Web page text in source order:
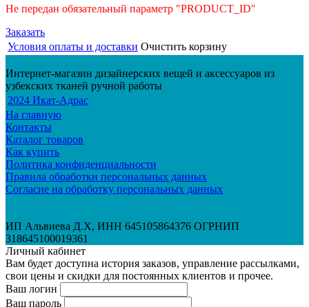
Не передан обязательный параметр "PRODUCT_ID"
Заказать
Условия оплаты и доставки Очистить корзину
Интернет-магазин дизайнерских вещей и аксессуаров из
узбекских тканей ручной работы
2024 Икат-Адрас
На главную
Контакты
Каталог товаров
Как купить
Политика конфиденциальности
Правила обработки персональных данных
Согласие на обработку персональных данных
ИП Альвиева Д.Х, ИНН 645105864376 ОГРНИП
318645100019361
Личный кабинет
Вам будет доступна история заказов, управление рассылками,
свои цены и скидки для постоянных клиентов и прочее.
Ваш логин
Ваш пароль